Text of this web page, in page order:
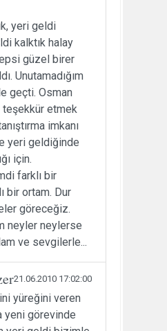
yeri geldi
kalktık halay
güzel birer
Unutamadığım
geçti. Osman
teşekkür etmek
imkanı
yeri geldiğinde
için.
farklı bir
bir ortam. Dur
göreceğiz.
neyler neylerse
ve sevgilerle...
21.06.2010 17:02:00
yüreğini veren
yeni görevinde